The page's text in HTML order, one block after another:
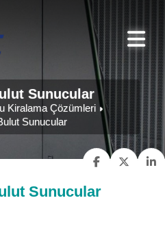
Sunucular
Kiralama Çözümleri
Sunucular
Sunucular